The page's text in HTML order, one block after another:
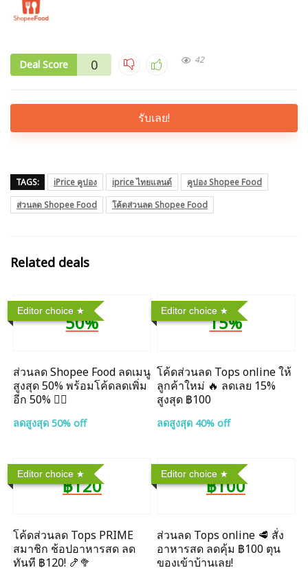
Deal Score 0 42
รับเลย!
TAGS: iPrice คูปอง iprice ไทยแลนด์
คูปอง Shopee Food
ส่วนลด Shopee Food
โค้ดส่วนลด Shopee Food
Related deals
Editor choice
50%
ส่วนลด Shopee Food ลดเมนู
สูงสุด 50% พร้อมโค้ดลดเพิ่ม
อีก 50% ❤️‍🔥
ลดสูงสุด 50% off
Editor choice
15%
โค้ดส่วนลด Tops online ให้
ลูกค้าใหม่ 🔥 ลดเลย 15%
สูงสุด ฿100
ลดสูงสุด 40% off
Editor choice
฿120
โค้ดส่วนลด Tops PRIME
สมาชิก ช้อปอาหารสด ลด
ทันที ฿120! 🍤🥦
Editor choice
฿100
ส่วนลด Tops online 🥩 สั่ง
อาหารสด ลดคุ้ม ฿100 ตุน
ของเข้าบ้านเลย!